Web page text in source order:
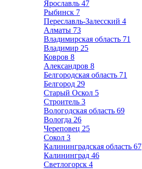
Ярославль 47
Рыбинск 7
Переславль-Залесский 4
Алматы 73
Владимирская область 71
Владимир 25
Ковров 8
Александров 8
Белгородская область 71
Белгород 29
Старый Оскол 5
Строитель 3
Вологодская область 69
Вологда 26
Череповец 25
Сокол 3
Калининградская область 67
Калининград 46
Светлогорск 4